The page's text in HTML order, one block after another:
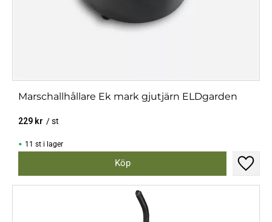
Marschallhållare Ek mark gjutjärn ELDgarden
229 kr /st
Lägg
11 st i lager